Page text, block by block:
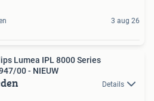
3 aug 26
Lumea IPL 8000 Series
00 - NIEUW
Details